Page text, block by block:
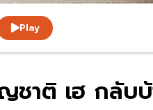
Play
ชาติ เฮ กลับ